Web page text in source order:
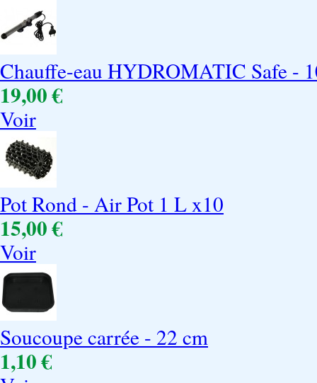
Chauffe-eau HYDROMATIC Safe -
19,00 €
Voir
Pot Rond - Air Pot 1 L x10
15,00 €
Voir
Soucoupe carrée - 22 cm
1,10 €